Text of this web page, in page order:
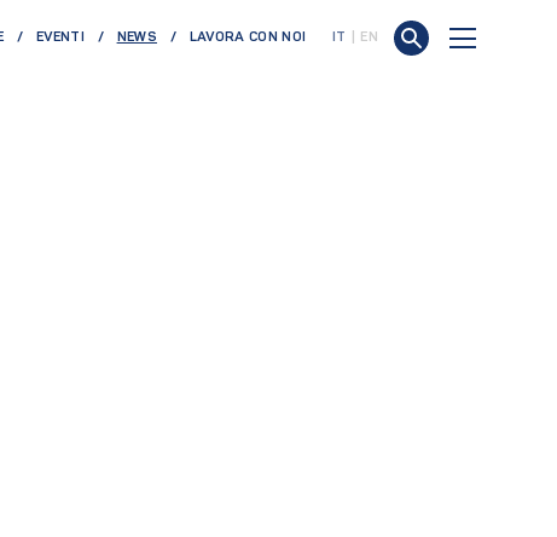
EVENTI NEWS(CURRENT)LAVORA CON NOI IT EN